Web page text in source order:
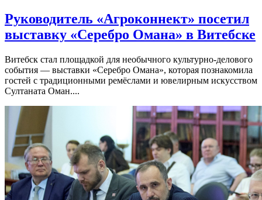
Руководитель «Агроконнект» посетил
выставку «Серебро Омана» в Витебске
Витебск стал площадкой для необычного культурно-делового
события — выставки «Серебро Омана», которая познакомила
гостей с традиционными ремёслами и ювелирным искусством
Султаната Оман....